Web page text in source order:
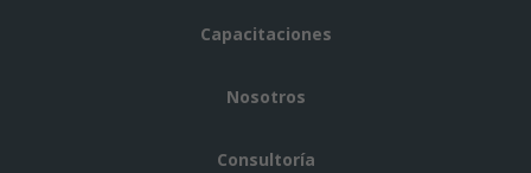
Capacitaciones
Nosotros
Consultoría